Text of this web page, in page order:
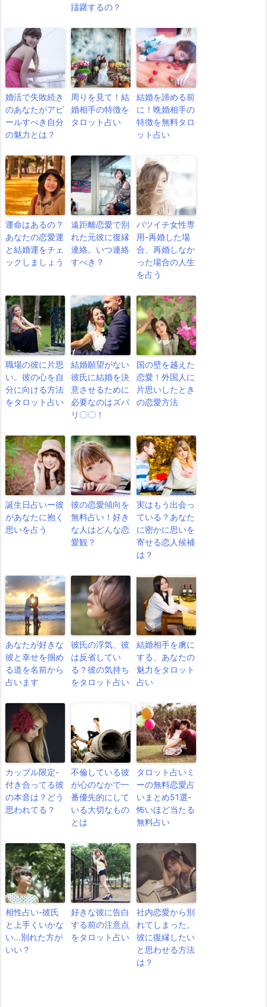
躊躇するの？
婚活で失敗続き
のあなたがアピ
ールすべき自分
の魅力とは？
周りを見て！結
婚相手の特徴を
タロット占い
結婚を諦める前
に！晩婚相手の
特徴を無料タロ
ット占い
運命はあるの？
あなたの恋愛運
と結婚運をチェ
ックしましょう
遠距離恋愛で別
れた元彼に復縁
連絡。いつ連絡
すべき？
バツイチ女性専
用-再婚した場
合、再婚しなか
った場合の人生
を占う
職場の彼に片思
い。彼の心を自
分に向ける方法
をタロット占い
結婚願望がない
彼氏に結婚を決
意させるために
必要なのはズバ
リ〇〇！
国の壁を越えた
恋愛！外国人に
片思いしたとき
の恋愛方法
誕生日占いー彼
があなたに抱く
思いを占う
彼の恋愛傾向を
無料占い！好き
な人はどんな恋
愛観？
実はもう出会っ
ている？あなた
に密かに思いを
寄せる恋人候補
は？
あなたが好きな
彼と幸せを掴め
る道を名前から
占います
彼氏の浮気、彼
は反省してい
る？彼の気持ち
をタロット占い
結婚相手を虜に
する、あなたの
魅力をタロット
占い
カップル限定-
付き合ってる彼
の本音は？どう
思われてる？
不倫している彼
が心のなかで一
番優先的にして
いる大切なもの
とは
タロット占いミ
ーの無料恋愛占
いまとめ51選-
怖いほど当たる
無料占い
相性占い-彼氏
と上手くいかな
い…別れた方が
いい？
好きな彼に告白
する前の注意点
をタロット占い
社内恋愛から別
れてしまった。
彼に復縁したい
と思わせる方法
は？